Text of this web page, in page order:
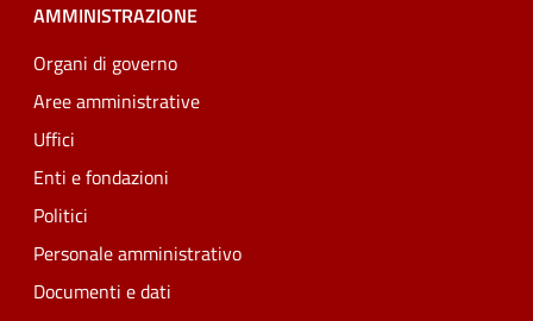
AMMINISTRAZIONE
Organi di governo
Aree amministrative
Uffici
Enti e fondazioni
Politici
Personale amministrativo
Documenti e dati